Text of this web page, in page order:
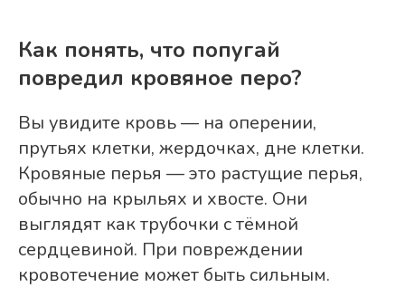
Как понять, что попугай
повредил кровяное перо?
Вы увидите кровь — на оперении,
прутьях клетки, жердочках, дне клетки.
Кровяные перья — это растущие перья,
обычно на крыльях и хвосте. Они
выглядят как трубочки с тёмной
сердцевиной. При повреждении
кровотечение может быть сильным.